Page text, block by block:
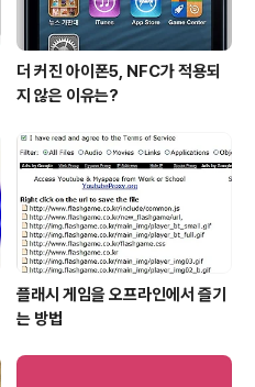
더 커진 아이폰5, NFC가 적용되
지 않은 이유는?
플래시 게임을 오프라인에서 즐기
는 방법